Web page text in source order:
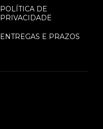
POLÍTICA DE
PRIVACIDADE
ENTREGAS E PRAZOS